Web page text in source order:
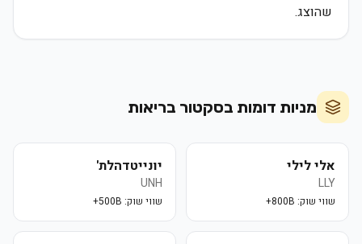
שהוצג.
מניות דומות בסקטור בריאות
אלי לילי
LLY
שווי שוק: 800B+
יונייטדהלת'
UNH
שווי שוק: 500B+